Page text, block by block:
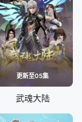
更新至05集
武魂大陆